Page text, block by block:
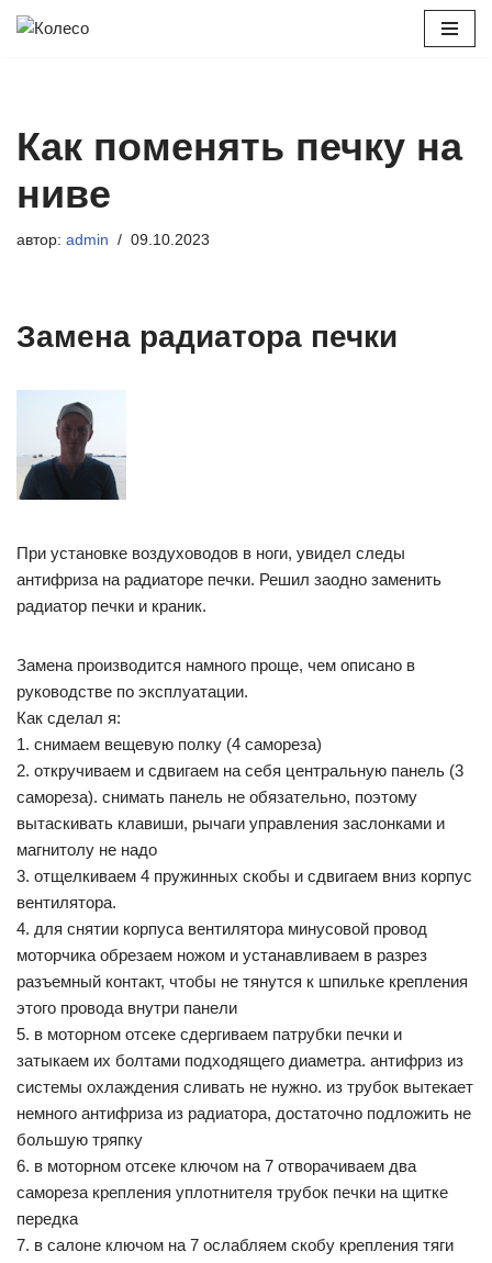
Как поменять печку на
ниве
автор: admin 09.10.2023
Замена радиатора печки
При установке воздуховодов в ноги, увидел следы
антифриза на радиаторе печки. Решил заодно заменить
радиатор печки и краник.
Замена производится намного проще, чем описано в
руководстве по эксплуатации.
Как сделал я:
1. снимаем вещевую полку (4 самореза)
2. откручиваем и сдвигаем на себя центральную панель (3
самореза). снимать панель не обязательно, поэтому
вытаскивать клавиши, рычаги управления заслонками и
магнитолу не надо
3. отщелкиваем 4 пружинных скобы и сдвигаем вниз корпус
вентилятора.
4. для снятии корпуса вентилятора минусовой провод
моторчика обрезаем ножом и устанавливаем в разрез
разъемный контакт, чтобы не тянутся к шпильке крепления
этого провода внутри панели
5. в моторном отсеке сдергиваем патрубки печки и
затыкаем их болтами подходящего диаметра. антифриз из
системы охлаждения сливать не нужно. из трубок вытекает
немного антифриза из радиатора, достаточно подложить не
большую тряпку
6. в моторном отсеке ключом на 7 отворачиваем два
самореза крепления уплотнителя трубок печки на щитке
передка
7. в салоне ключом на 7 ослабляем скобу крепления тяги